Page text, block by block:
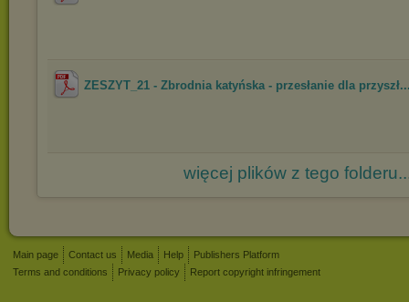
ZESZYT_21 - Zbrodnia katyńska - przesłanie dla
więcej plików z tego
Main page Contact us Media Help
Publishers Platform
Terms and conditions
Privacy policy Report copyright infringement